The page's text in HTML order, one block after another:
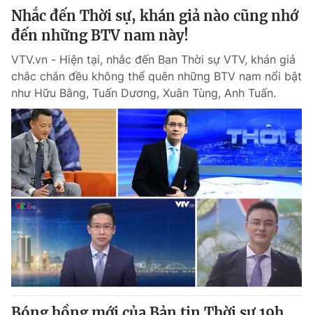
Nhắc đến Thời sự, khán giả nào cũng nhớ
đến những BTV nam này!
VTV.vn - Hiện tại, nhắc đến Ban Thời sự VTV, khán giả
chắc chắn đều không thể quên những BTV nam nổi bật
như Hữu Bằng, Tuấn Dương, Xuân Tùng, Anh Tuấn.